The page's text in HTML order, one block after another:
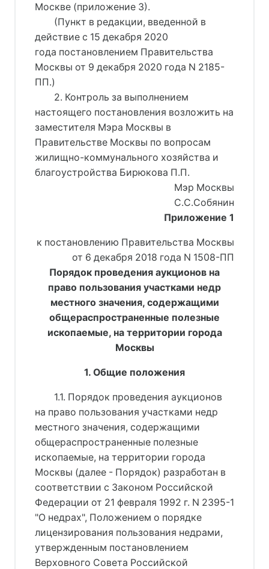
Москве (приложение 3).
(Пункт в редакции, введенной в
действие с 15 декабря 2020
года постановлением Правительства
Москвы от 9 декабря 2020 года N 2185-
ПП.)
2. Контроль за выполнением
настоящего постановления возложить на
заместителя Мэра Москвы в
Правительстве Москвы по вопросам
жилищно-коммунального хозяйства и
благоустройства Бирюкова П.П.
Мэр Москвы
С.С.Собянин
Приложение 1
к постановлению Правительства Москвы
от 6 декабря 2018 года N 1508-ПП
Порядок проведения аукционов на
право пользования участками недр
местного значения, содержащими
общераспространенные полезные
ископаемые, на территории города
Москвы
1. Общие положения
1.1. Порядок проведения аукционов
на право пользования участками недр
местного значения, содержащими
общераспространенные полезные
ископаемые, на территории города
Москвы (далее - Порядок) разработан в
соответствии с Законом Российской
Федерации от 21 февраля 1992 г. N 2395-1
"О недрах", Положением о порядке
лицензирования пользования недрами,
утвержденным постановлением
Верховного Совета Российской